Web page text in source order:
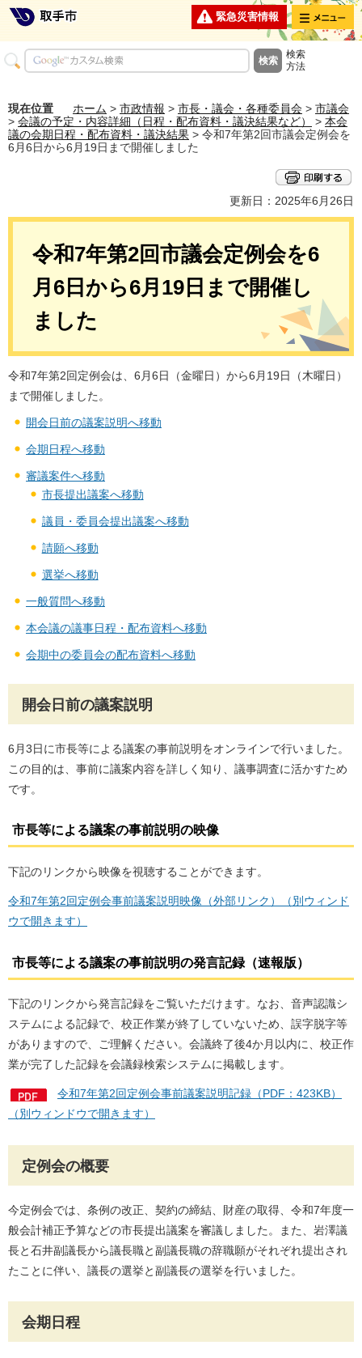
緊急災害情報 メニュー
検索
方法
現在位置 ホーム > 市政情報 > 市長・議会・各種委員会 > 市議会
> 会議の予定・内容詳細（日程・配布資料・議決結果など） > 本会
議の会期日程・配布資料・議決結果 > 令和7年第2回市議会定例会を
6月6日から6月19日まで開催しました
更新日：2025年6月26日
令和7年第2回市議会定例会を6
月6日から6月19日まで開催し
ました
令和7年第2回定例会は、6月6日（金曜日）から6月19日（木曜日）
まで開催しました。
開会日前の議案説明へ移動
会期日程へ移動
審議案件へ移動
市長提出議案へ移動
議員・委員会提出議案へ移動
請願へ移動
選挙へ移動
一般質問へ移動
本会議の議事日程・配布資料へ移動
会期中の委員会の配布資料へ移動
開会日前の議案説明
6月3日に市長等による議案の事前説明をオンラインで行いました。
この目的は、事前に議案内容を詳しく知り、議事調査に活かすため
です。
市長等による議案の事前説明の映像
下記のリンクから映像を視聴することができます。
令和7年第2回定例会事前議案説明映像（外部リンク）（別ウィンド
ウで開きます）
市長等による議案の事前説明の発言記録（速報版）
下記のリンクから発言記録をご覧いただけます。なお、音声認識シ
ステムによる記録で、校正作業が終了していないため、誤字脱字等
がありますので、ご理解ください。会議終了後4か月以内に、校正作
業が完了した記録を会議録検索システムに掲載します。
令和7年第2回定例会事前議案説明記録（PDF：423KB）
（別ウィンドウで開きます）
定例会の概要
今定例会では、条例の改正、契約の締結、財産の取得、令和7年度一
般会計補正予算などの市長提出議案を審議しました。また、岩澤議
長と石井副議長から議長職と副議長職の辞職願がそれぞれ提出され
たことに伴い、議長の選挙と副議長の選挙を行いました。
会期日程